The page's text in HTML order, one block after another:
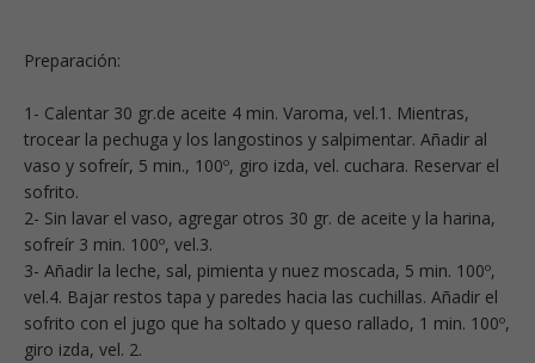
Preparación:
1- Calentar 30 gr.de aceite 4 min. Varoma, vel.1. Mientras,
trocear la pechuga y los langostinos y salpimentar. Añadir al
vaso y sofreír, 5 min., 100º, giro izda, vel. cuchara. Reservar el
sofrito.
2- Sin lavar el vaso, agregar otros 30 gr. de aceite y la harina,
sofreír 3 min. 100º, vel.3.
3- Añadir la leche, sal, pimienta y nuez moscada, 5 min. 100º,
vel.4. Bajar restos tapa y paredes hacia las cuchillas. Añadir el
sofrito con el jugo que ha soltado y queso rallado, 1 min. 100º,
giro izda, vel. 2.